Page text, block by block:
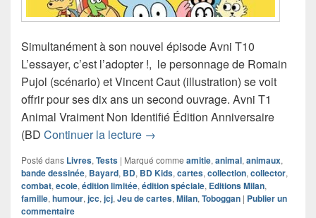
Simultanément à son nouvel épisode Avni T10
L’essayer, c’est l’adopter !, le personnage de Romain
Pujol (scénario) et Vincent Caut (illustration) se voit
offrir pour ses dix ans un second ouvrage. Avni T1
Animal Vraiment Non Identifié Édition Anniversaire
(BD Continuer la lecture Chronique bande dessinée Avni
→
Posté dans Livres, Tests | Marqué comme amitie, animal, animaux,
bande dessinée, Bayard, BD, BD Kids, cartes, collection, collector,
combat, ecole, édition limitée, édition spéciale, Editions Milan,
famille, humour, jcc, jcj, Jeu de cartes, Milan, Toboggan | Publier un
commentaire